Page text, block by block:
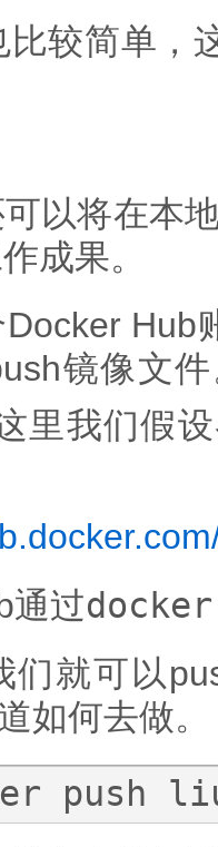
比较简单，
以将在本
成果。
Hub
镜像文
里我们假
通过
们就可以
如何去做。